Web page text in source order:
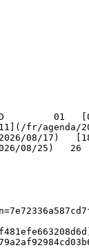
fr/agenda/
08/17)
08/25)